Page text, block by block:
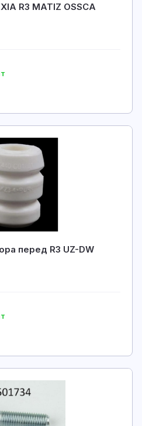
R3 MATIZ OSSCA
перед R3 UZ-DW